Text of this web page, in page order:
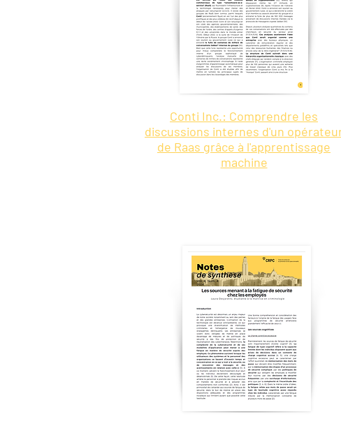
Conti Inc.: Comprendre les
discussions internes d'un
de Raas grâce à l'apprentissage
machine